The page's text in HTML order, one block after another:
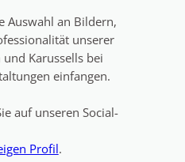
Auswahl an Bildern,
unserer
Karussells bei
einfangen.
auf unseren Social-
Profil.